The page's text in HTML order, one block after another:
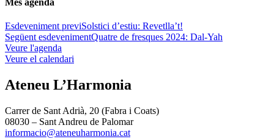
Esdeveniment previSolstici d’estiu: Revetlla’t!
Següent esdevenimentQuatre de fresques 2024: Dal-Yah
Veure l'agenda
Veure el calendari
Ateneu L’Harmonia
Carrer de Sant Adrià, 20 (Fabra i Coats)
08030 – Sant Andreu de Palomar
informacio@ateneuharmonia.cat